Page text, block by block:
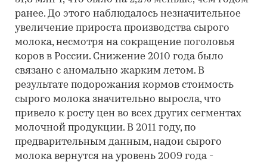
ранее. До этого наблюдалось незначительное
увеличение прироста производства сырого
молока, несмотря на сокращение поголовья
коров в России. Снижение 2010 года было
связано с аномально жарким летом. В
результате подорожания кормов стоимость
сырого молока значительно выросла, что
привело к росту цен во всех других сегментах
молочной продукции. В 2011 году, по
предварительным данным, надои сырого
молока вернутся на уровень 2009 года -